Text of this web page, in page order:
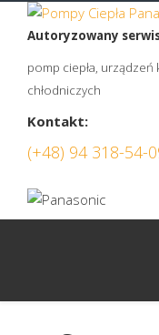
Autoryzowany
pomp ciepła, urządzeń
chłodniczych
Kontakt:
(+48) 94 318-54-